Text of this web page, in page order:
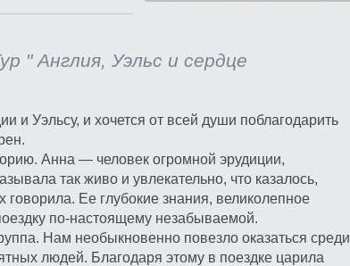
" Англия, Уэльс и сердце
и Уэльсу, и хочется от всей души поблагодарить
Анна — человек огромной эрудиции,
так живо и увлекательно, что казалось,
Ее глубокие знания, великолепное
по-настоящему незабываемой.
Нам необыкновенно повезло оказаться среди
людей. Благодаря этому в поездке царила